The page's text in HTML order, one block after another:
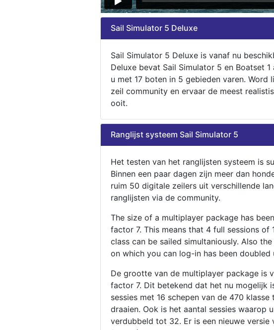
Sail Simulator 5 Deluxe
Sail Simulator 5 Deluxe is vanaf nu
Deluxe bevat Sail Simulator 5 en Boatset
u met 17 boten in 5 gebieden varen. Word
zeil community en ervaar de meest
ooit.
Ranglijst systeem Sail Simulator 5
Het testen van het ranglijsten systeem is
Binnen een paar dagen zijn meer dan
ruim 50 digitale zeilers uit verschillende
ranglijsten via de community.
The size of a multiplayer package has
factor 7. This means that 4 full sessions of
class can be sailed simultaniously. Also
on which you can log-in has been doubled
De grootte van de multiplayer package is
factor 7. Dit betekend dat het nu mogelijk
sessies met 16 schepen van de 470
draaien. Ook is het aantal sessies waarop
verdubbeld tot 32. Er is een nieuwe versie